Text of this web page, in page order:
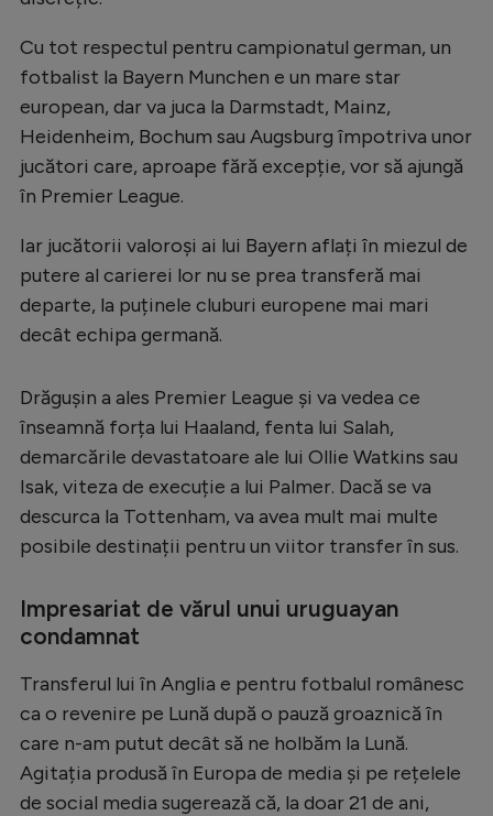
Cu tot respectul pentru campionatul german, un
fotbalist la Bayern Munchen e un mare star
european, dar va juca la Darmstadt, Mainz,
Heidenheim, Bochum sau Augsburg împotriva unor
jucători care, aproape fără excepție, vor să ajungă
în Premier League.
Iar jucătorii valoroși ai lui Bayern aflați în miezul de
putere al carierei lor nu se prea transferă mai
departe, la puținele cluburi europene mai mari
decât echipa germană.
Drăgușin a ales Premier League și va vedea ce
înseamnă forța lui Haaland, fenta lui Salah,
demarcările devastatoare ale lui Ollie Watkins sau
Isak, viteza de execuție a lui Palmer. Dacă se va
descurca la Tottenham, va avea mult mai multe
posibile destinații pentru un viitor transfer în sus.
Impresariat de vărul unui uruguayan
condamnat
Transferul lui în Anglia e pentru fotbalul românesc
ca o revenire pe Lună după o pauză groaznică în
care n-am putut decât să ne holbăm la Lună.
Agitația produsă în Europa de media și pe rețelele
de social media sugerează că, la doar 21 de ani,